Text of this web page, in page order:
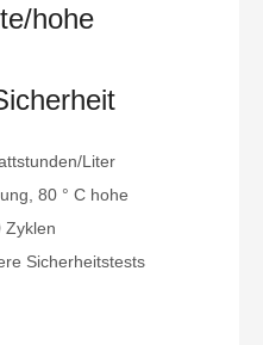
hohe
Liter
80 ° C hohe
Zyklen
Sicherheitstests